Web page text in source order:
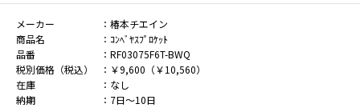
メーカー
椿本チエイン
商品名
ｺﾝﾍﾞﾔｽﾌﾟﾛｹｯﾄ
品番
RF03075F6T-BWQ
税別価格（税込）
￥9,600（￥10,560）
在庫
なし
納期
7日～10日